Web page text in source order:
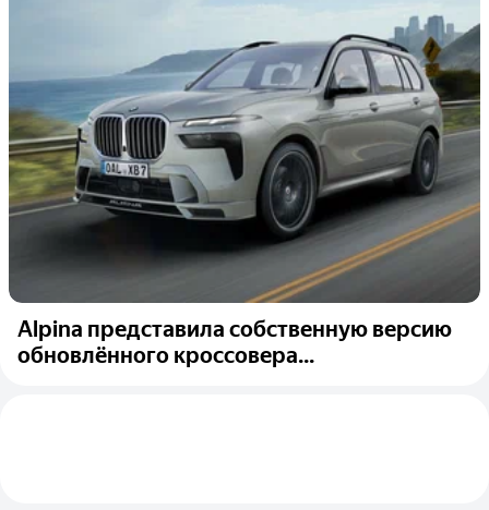
Alpina представила собственную версию
обновлённого кроссовера...